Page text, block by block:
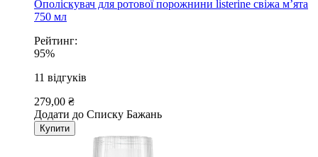
Ополіскувач для ротової порожнини listerine свіжа м’ята
750 мл
Рейтинг:
95%
11 відгуків
279,00 ₴
Додати до Списку Бажань
Купити